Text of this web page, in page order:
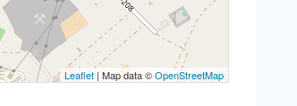
Leaflet | Map data ©OpenStreetMap